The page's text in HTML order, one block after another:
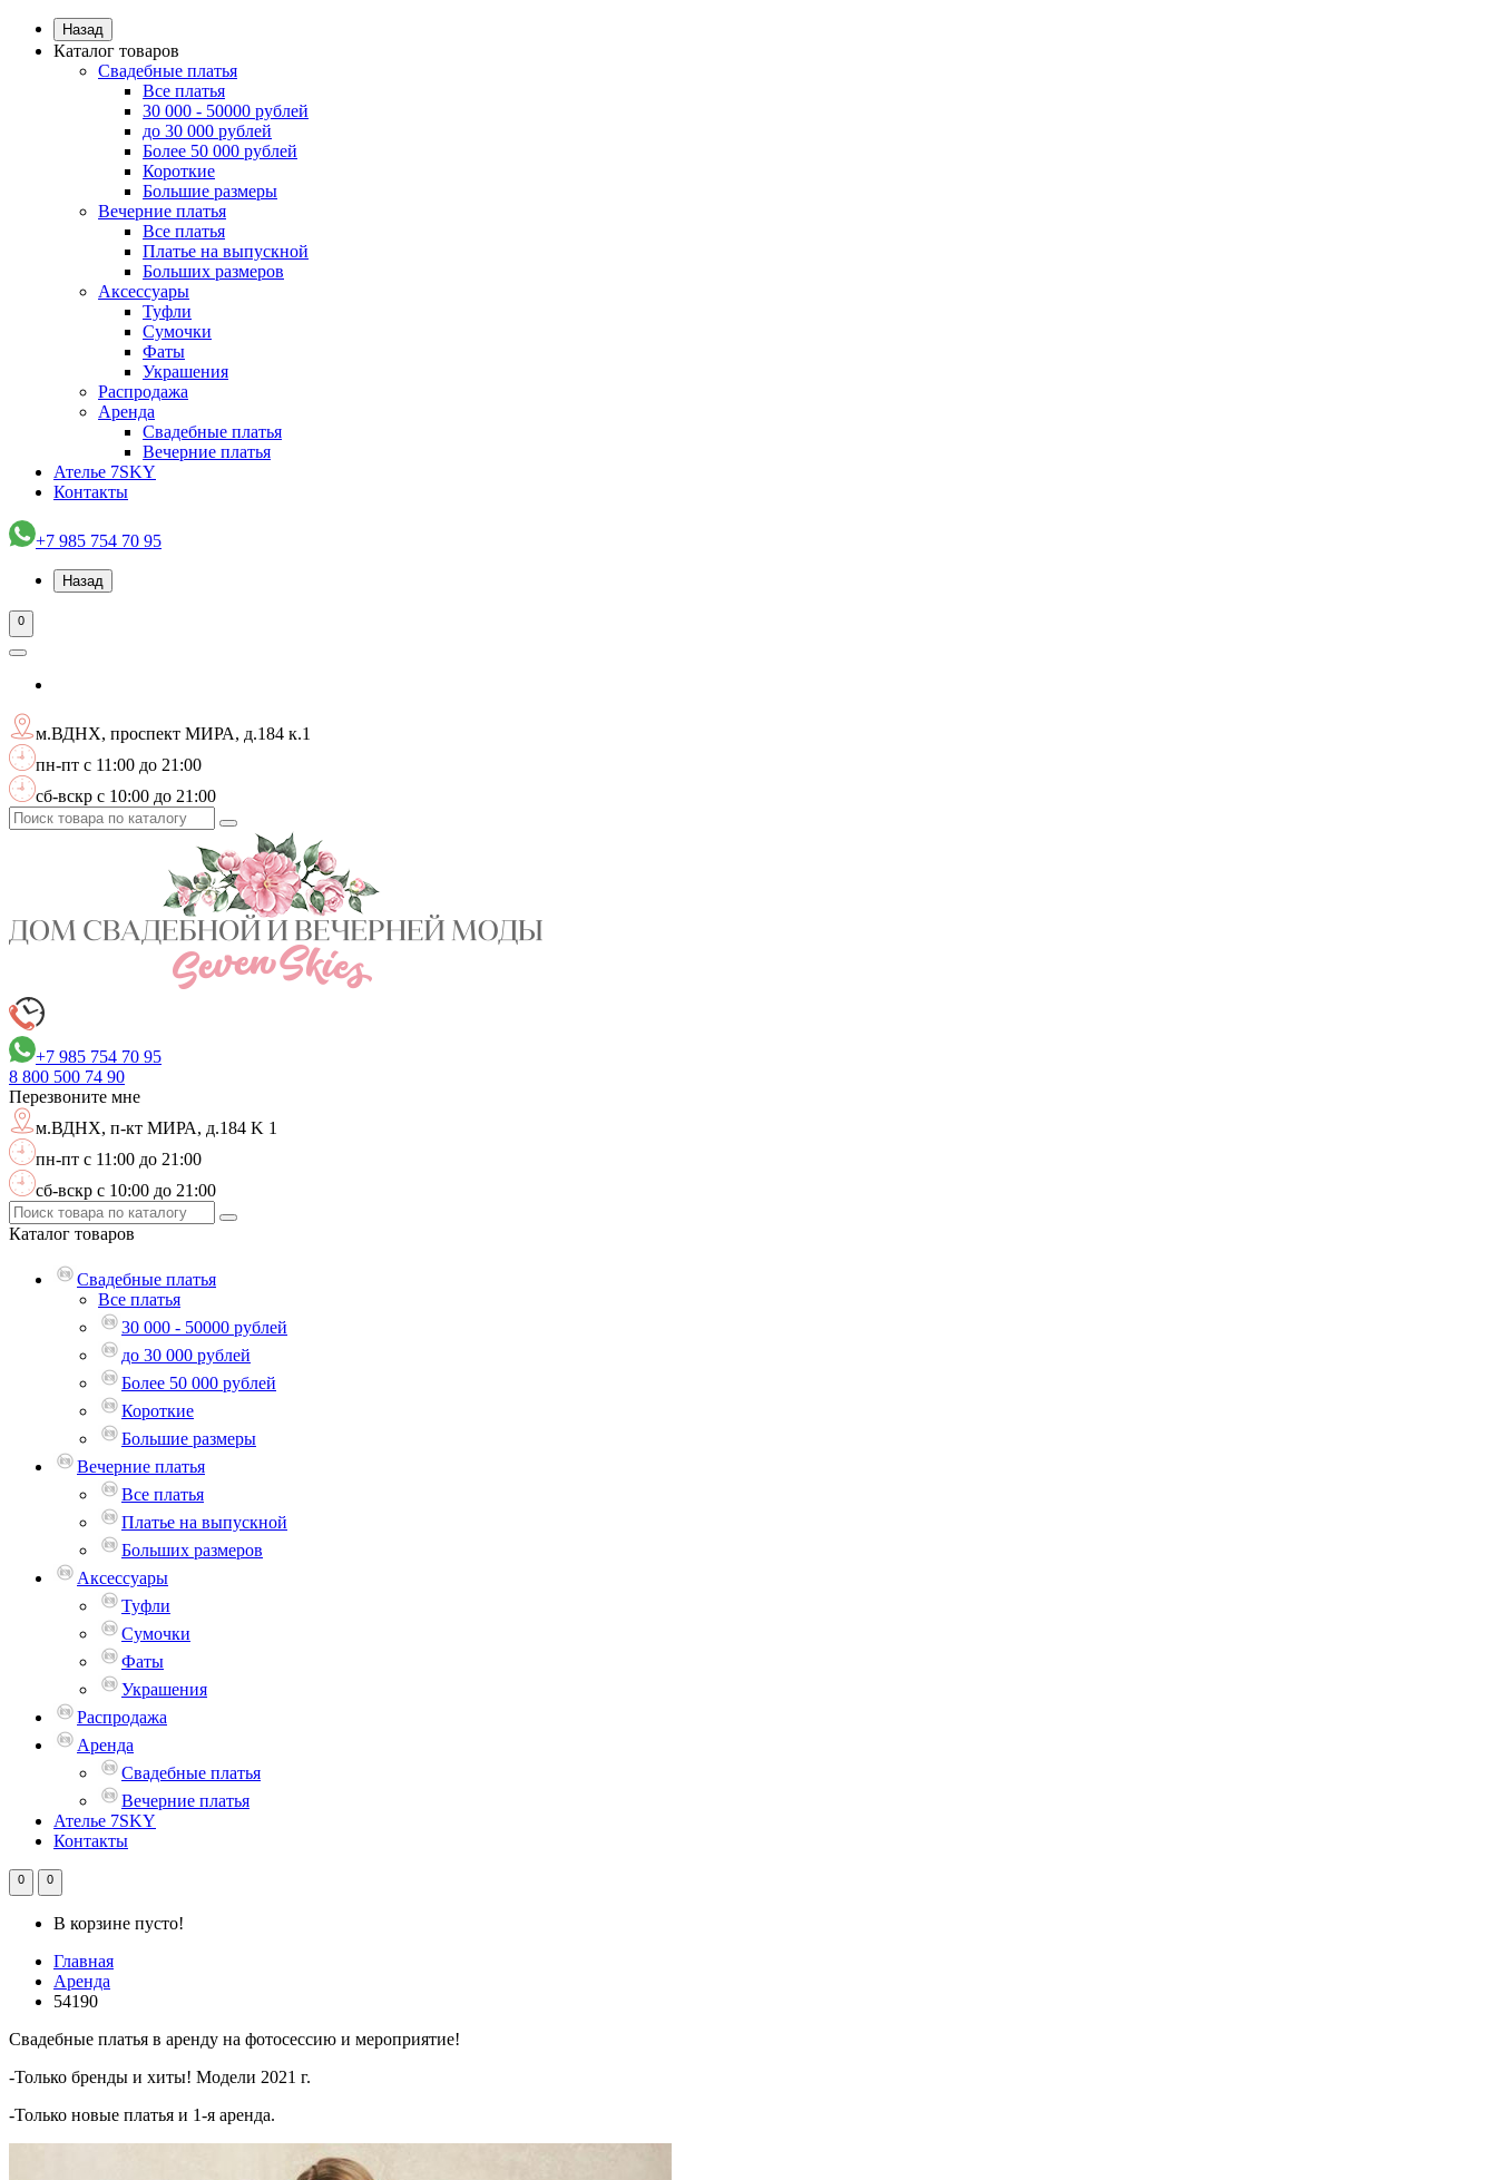
Назад
Каталог товаров
Свадебные платья
Все платья
30 000 - 50000 рублей
до 30 000 рублей
Более 50 000 рублей
Короткие
Большие размеры
Вечерние платья
Все платья
Платье на выпускной
Больших размеров
Аксессуары
Туфли
Сумочки
Фаты
Украшения
Распродажа
Аренда
Свадебные платья
Вечерние платья
Ателье 7SKY
Контакты
+7 985 754 70 95
Назад
0
м.ВДНХ, проспект МИРА, д.184 к.1
пн-пт с 11:00 до 21:00
сб-вскр с 10:00 до 21:00
+7 985 754 70 95
8 800 500 74 90
Перезвоните мне
м.ВДНХ, п-кт МИРА, д.184 K 1
пн-пт с 11:00 до 21:00
сб-вскр с 10:00 до 21:00
Каталог товаров
Свадебные платья
Все платья
30 000 - 50000 рублей
до 30 000 рублей
Более 50 000 рублей
Короткие
Большие размеры
Вечерние платья
Все платья
Платье на выпускной
Больших размеров
Аксессуары
Туфли
Сумочки
Фаты
Украшения
Распродажа
Аренда
Свадебные платья
Вечерние платья
Ателье 7SKY
Контакты
0 0
В корзине пусто!
Главная
Аренда
54190
Свадебные платья в аренду на фотосессию и мероприятие!
-Только бренды и хиты! Модели 2021 г.
-Только новые платья и 1-я аренда.